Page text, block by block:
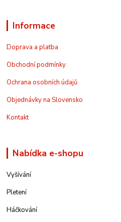
Informace
Doprava a platba
Obchodní podmínky
Ochrana osobních údajů
Objednávky na Slovensko
Kontakt
Nabídka e-shopu
Vyšívání
Pletení
Háčkování